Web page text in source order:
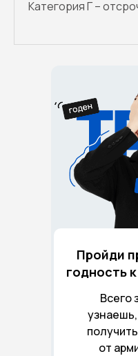
Категория Г –
Всего
от
Пройди
годность